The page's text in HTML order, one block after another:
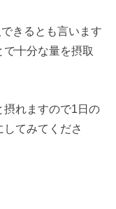
きるとも言います
十分な量を摂取
摂れますので1日の
てみてくださ